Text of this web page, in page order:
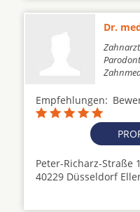
Dr.
Empfehlungen:
Peter-Richarz-Straße
40229 Düsseldorf